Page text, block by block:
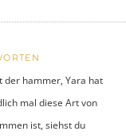
der hammer, Yara hat
mal diese Art von
ist, siehst du